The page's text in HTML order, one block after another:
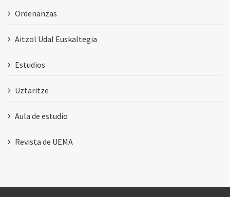
Ordenanzas
Aitzol Udal Euskaltegia
Estudios
Uztaritze
Aula de estudio
Revista de UEMA